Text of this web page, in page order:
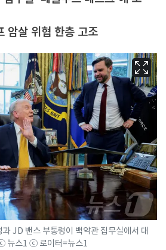
암살 위협 한층 고조
JD 밴스 부통령이 백악관 집무실에서 대
뉴스1 ⓒ 로이터=뉴스1